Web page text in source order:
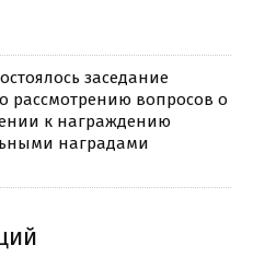
заседание
рассмотрению вопросов о
к награждению
наградами